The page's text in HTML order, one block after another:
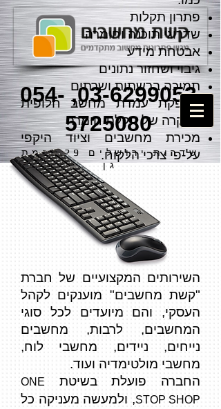
03-6299053
,
054-
5725080
שדרות ירושלים 29, רמת
גן
פתרון תקלות
שדרוגי תוכנה וחומרה
אבטחת מידע
גיבוי ושחזור נתונים
תמיכה ברשתות ושרתים
מספקת עמדת מחשב חלופית
במקרה של תקלת חומרה
מכירת מחשבים וציוד היקפי
על-פי צרכי הלקוח.
השירותים המקצועיים של חברת
"קשת מחשבים" מוענקים לקהל
העסקי, והם מיועדים לכל סוגי
המחשבים, לרבות, מחשבים
נייחים, ניידים, מחשבי לוח,
מחשבי מולטימדיה ועוד.
החברה פועלת בשיטת
ONE
STOP SHOP, ולמעשה מעניקה כל